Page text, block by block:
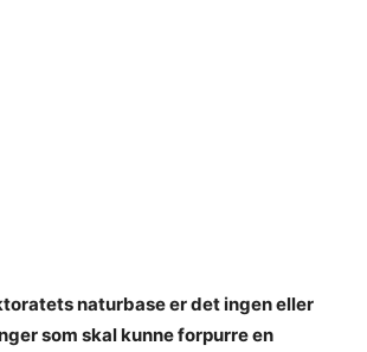
naturbase er det ingen eller
som skal kunne forpurre en